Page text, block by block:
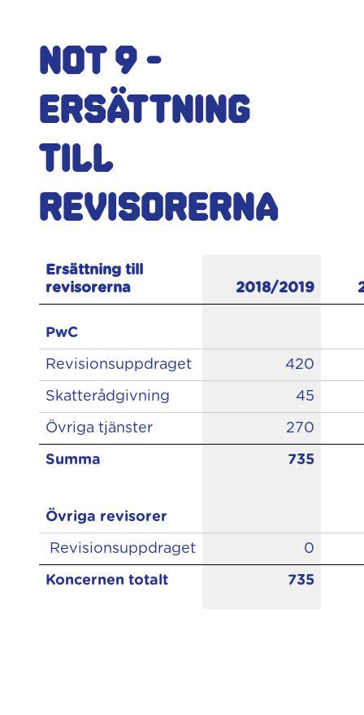
Not 9 -
Ersättning
till
revisorerna
Ersättning till
revisorerna
2018/2019
PwC
Revisionsuppdraget 420
Skatterådgivning 45
Övriga tjänster 270
Summa 735
Övriga revisorer
Revisionsuppdraget 0
Koncernen totalt 735